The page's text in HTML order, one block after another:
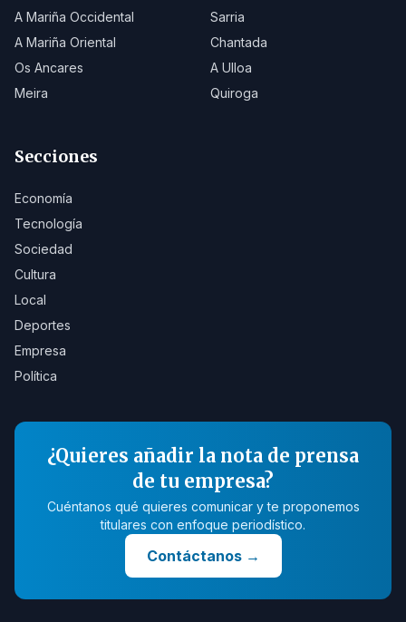
A Mariña Occidental
Sarria
A Mariña Oriental
Chantada
Os Ancares
A Ulloa
Meira
Quiroga
Secciones
Economía
Tecnología
Sociedad
Cultura
Local
Deportes
Empresa
Política
¿Quieres añadir la nota de prensa
de tu empresa?
Cuéntanos qué quieres comunicar y te proponemos
titulares con enfoque periodístico.
Contáctanos→